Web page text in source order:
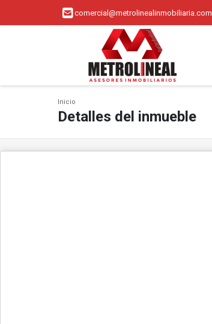
comercial@metrolinealinmobiliaria.com
Inicio
Detalles del inmueble